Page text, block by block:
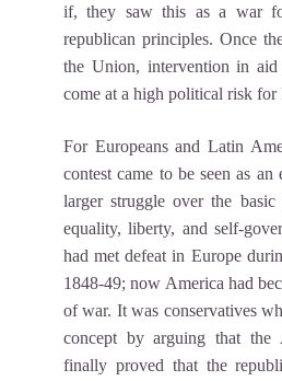
if, they saw this as a war
republican principles. Once
the Union, intervention in
come at a high political risk for
For Europeans and Latin
contest came to be seen as
larger struggle over the
equality, liberty, and self-
had met defeat in Europe
1848-49; now America had
of war. It was conservatives
concept by arguing that the
finally proved that the